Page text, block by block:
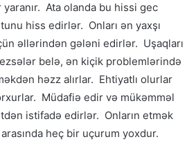
Ata olanda bu hissi gec
hiss edirlər. Onları ən yaxşı
əllərindən gələni edirlər. Uşaqları
belə, ən kiçik problemlərində
həzz alırlar. Ehtiyatlı olurlar
Müdafiə edir və mükəmməl
istifadə edirlər. Onların etmək
heç bir uçurum yoxdur.